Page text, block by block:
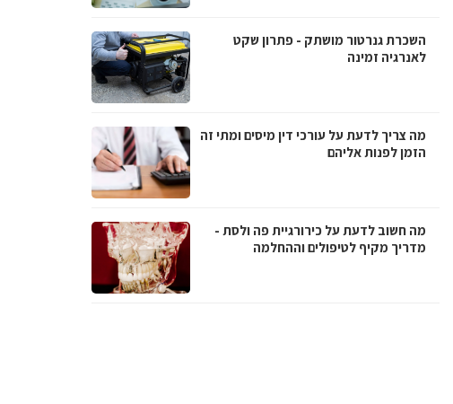
השכרת גנרטור מושתק - פתרון שקט
לאנרגיה זמינה
מה צריך לדעת על עורכי דין מיסים ומתי זה
הזמן לפנות אליהם
מה חשוב לדעת על כירורגיית פה ולסת -
מדריך מקיף לטיפולים וההחלמה